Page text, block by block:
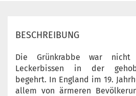
BESCHREIBUNG
Die Grünkrabbe war
Leckerbissen in der
begehrt. In England im 19.
allem von ärmeren